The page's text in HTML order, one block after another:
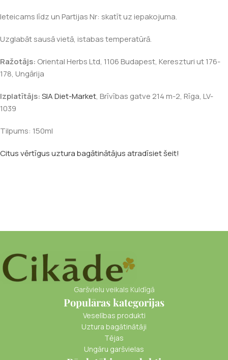
Ieteicams līdz un Partijas Nr: skatīt uz iepakojuma.
Uzglabāt sausā vietā, istabas temperatūrā.
Ražotājs: Oriental Herbs Ltd, 1106 Budapest, Kereszturi ut 176-
178, Ungārija
Izplatītājs:SIA Diet-Market, Brīvības gatve 214 m-2, Rīga, LV-
1039
Tilpums: 150ml
Citus vērtīgus uztura bagātinātājus atradīsiet šeit!
Garšvielu veikals Kuldīgā
Populāras kategorijas
Veselības produkti
Uztura bagātinātāji
Tējas
Ungāru garšvielas